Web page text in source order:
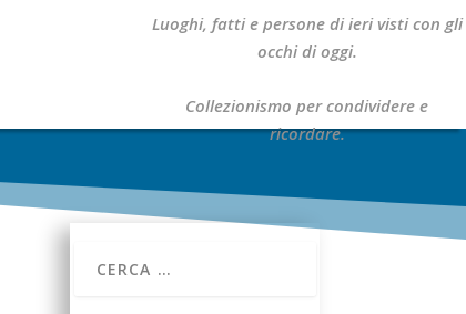
Luoghi, fatti e persone di ieri visti con gli
occhi di oggi.
Collezionismo per condividere e
ricordare.